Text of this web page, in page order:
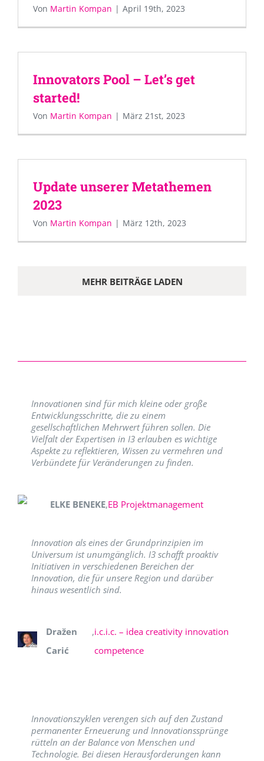
Von Martin Kompan | April 19th, 2023
Innovators Pool – Let’s get
started!
Von Martin Kompan | März 21st, 2023
Update unserer Metathemen
2023
Von Martin Kompan | März 12th, 2023
MEHR BEITRÄGE LADEN
Innovationen sind für mich kleine oder große
Entwicklungsschritte, die zu einem
gesellschaftlichen Mehrwert führen sollen. Die
Vielfalt der Expertisen in I3 erlauben es wichtige
Aspekte zu reflektieren, Wissen zu vermehren und
Verbündete für Veränderungen zu finden.
ELKE BENEKE,EB Projektmanagement
Innovation als eines der Grundprinzipien im
Universum ist unumgänglich. I3 schafft proaktiv
Initiativen in verschiedenen Bereichen der
Innovation, die für unsere Region und darüber
hinaus wesentlich sind.
Dražen
Carić
,i.c.i.c. – idea creativity innovation
competence
Innovationszyklen verengen sich auf den Zustand
permanenter Erneuerung und Innovationssprünge
rütteln an der Balance von Menschen und
Technologie. Bei diesen Herausforderungen kann